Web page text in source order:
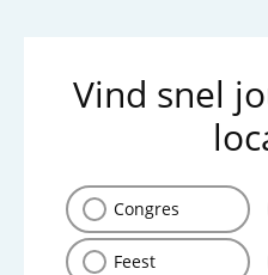
Vind snel
Congres
Feest